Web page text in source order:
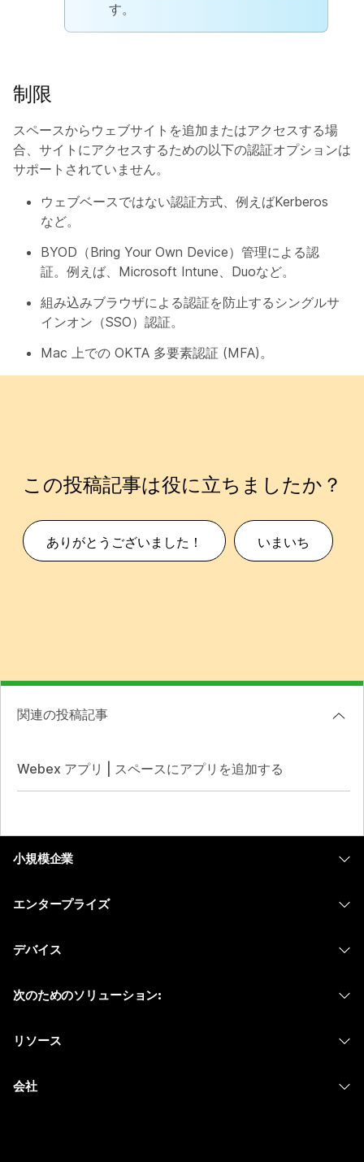
す。
制限
スペースからウェブサイトを追加またはアクセスする場
合、サイトにアクセスするための以下の認証オプションは
サポートされていません。
ウェブベースではない認証方式、例えばKerberos
など。
BYOD（Bring Your Own Device）管理による認
証。例えば、Microsoft Intune、Duoなど。
組み込みブラウザによる認証を防止するシングルサ
インオン（SSO）認証。
Mac 上での OKTA 多要素認証 (MFA)。
この投稿記事は役に立ちましたか？
ありがとうございました！ いまいち
関連の投稿記事
Webex アプリ | スペースにアプリを追加する
小規模企業
エンタープライズ
Meetings
デバイス
次のためのソリューション:
リソース
会社